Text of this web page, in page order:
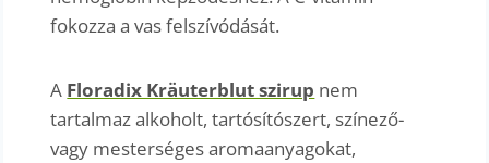
fokozza a vas felszívódását.
A Floradix Kräuterblut szirup nem
tartalmaz alkoholt, tartósítószert, színező-
vagy mesterséges aromaanyagokat,